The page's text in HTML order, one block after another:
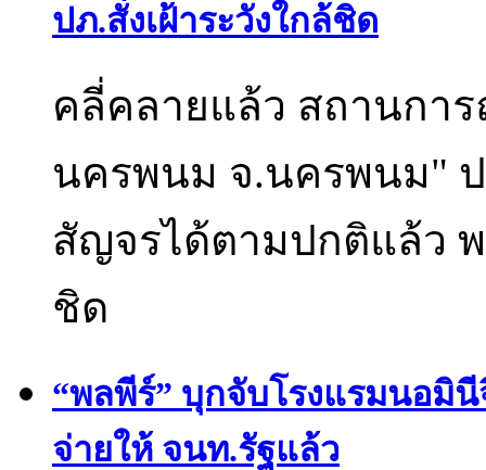
ปภ.สั่งเฝ้าระวังใกล้ชิด
คลี่คลายแล้ว สถานกา
นครพนม จ.นครพนม"
สัญจรได้ตามปกติแล้ว พ
ชิด
“พลพีร์” บุกจับโรงแรมนอมิ
จ่ายให้ จนท.รัฐแล้ว